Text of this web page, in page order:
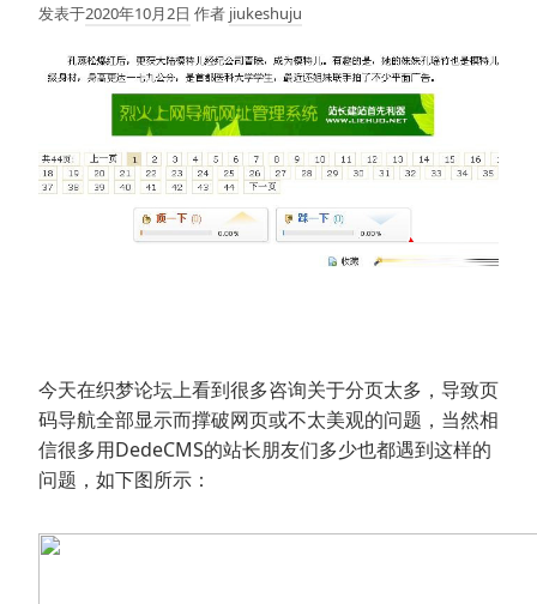
发表于2020年10月2日 作者 jiukeshuju
今天在织梦论坛上看到很多咨询关于分页太多，导致页
码导航全部显示而撑破网页或不太美观的问题，当然相
信很多用DedeCMS的站长朋友们多少也都遇到这样的
问题，如下图所示：